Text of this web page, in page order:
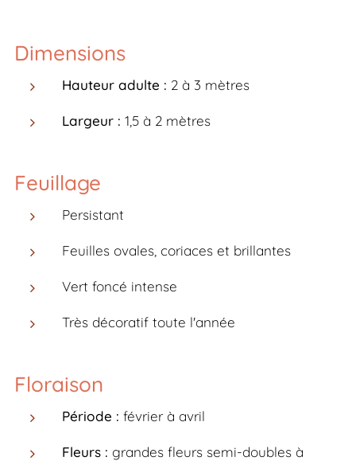
Dimensions
Hauteur adulte : 2 à 3 mètres
Largeur : 1,5 à 2 mètres
Feuillage
Persistant
Feuilles ovales, coriaces et brillantes
Vert foncé intense
Très décoratif toute l'année
Floraison
Période : février à avril
Fleurs : grandes fleurs semi-doubles à